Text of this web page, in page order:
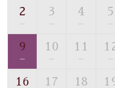
■お座敷風呂（大浴場）
温泉の成分に合わせ、防菌
用。 足元が柔らかく、そし
す。
※男性大浴場までのご移動に
ご了承のほどお願いいたしま
2
—
3
—
4
—
5
—
9
—
10
—
11
— —
16 17 18